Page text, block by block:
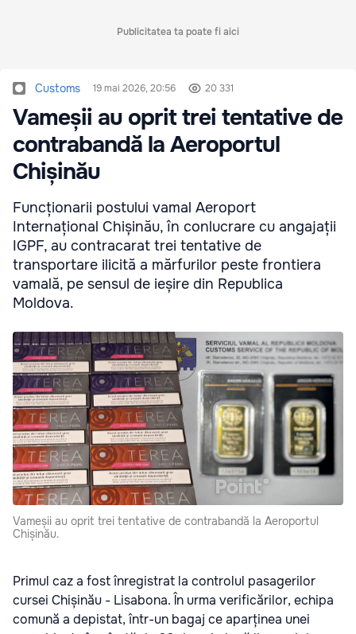
Publicitatea ta poate fi aici
Customs 19 mai 2026, 20:56 20 331
Vameșii au oprit trei tentative de
contrabandă la Aeroportul
Chișinău
Funcționarii postului vamal Aeroport
Internațional Chișinău, în conlucrare cu angajații
IGPF, au contracarat trei tentative de
transportare ilicită a mărfurilor peste frontiera
vamală, pe sensul de ieșire din Republica
Moldova.
Vameșii au oprit trei tentative de contrabandă la Aeroportul
Chișinău.
Primul caz a fost înregistrat la controlul pasagerilor
cursei Chișinău - Lisabona. În urma verificărilor, echipa
comună a depistat, într-un bagaj ce aparținea unei